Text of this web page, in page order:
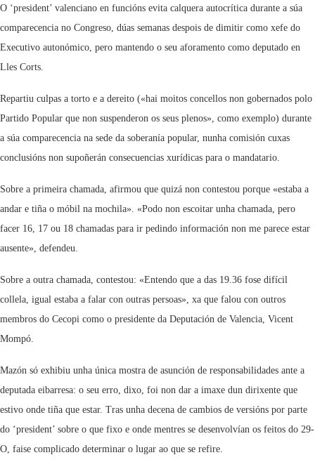
O ‘president’ valenciano en funcións evita calquera autocrítica durante a súa
comparecencia no Congreso, dúas semanas despois de dimitir como xefe do
Executivo autonómico, pero mantendo o seu aforamento como deputado en
Lles Corts.
Repartiu culpas a torto e a dereito («hai moitos concellos non gobernados polo
Partido Popular que non suspenderon os seus plenos», como exemplo) durante
a súa comparecencia na sede da soberanía popular, nunha comisión cuxas
conclusións non supoñerán consecuencias xurídicas para o mandatario.
Sobre a primeira chamada, afirmou que quizá non contestou porque «estaba a
andar e tiña o móbil na mochila». «Podo non escoitar unha chamada, pero
facer 16, 17 ou 18 chamadas para ir pedindo información non me parece estar
ausente», defendeu.
Sobre a outra chamada, contestou: «Entendo que a das 19.36 fose difícil
collela, igual estaba a falar con outras persoas», xa que falou con outros
membros do Cecopi como o presidente da Deputación de Valencia, Vicent
Mompó.
Mazón só exhibiu unha única mostra de asunción de responsabilidades ante a
deputada eibarresa: o seu erro, dixo, foi non dar a imaxe dun dirixente que
estivo onde tiña que estar. Tras unha decena de cambios de versións por parte
do ‘president’ sobre o que fixo e onde mentres se desenvolvían os feitos do 29-
O, faise complicado determinar o lugar ao que se refire.